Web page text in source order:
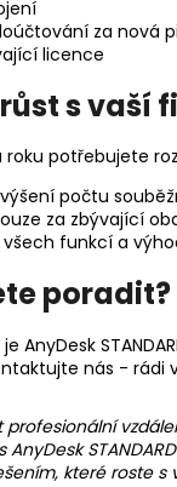
za nová
licence
s vaší
roku potřebujete
počtu
za zbývající
funkcí a
poradit?
AnyDesk
nás - rádi
profesionální
které roste s